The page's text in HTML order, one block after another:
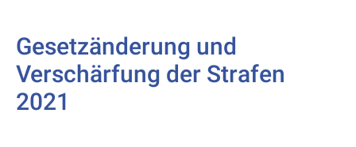
Gesetzänderung und
Verschärfung der Strafen
2021